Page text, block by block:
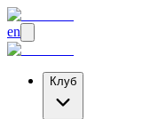
en
Клуб